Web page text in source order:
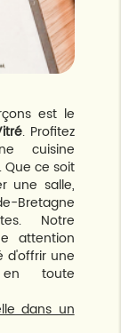
est le
. Profitez
cuisine
ce soit
une salle,
Bretagne
Notre
attention
d'offrir une
toute
dans un